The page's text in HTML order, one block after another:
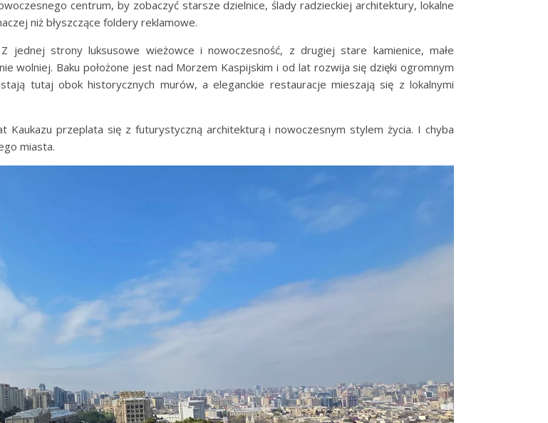
centrum, by zobaczyć starsze dzielnice, ślady radzieckiej architektury, lokalne
niż błyszczące foldery reklamowe.
jednej strony luksusowe wieżowce i nowoczesność, z drugiej stare kamienice, małe
wolniej. Baku położone jest nad Morzem Kaspijskim i od lat rozwija się dzięki ogromnym
tutaj obok historycznych murów, a eleganckie restauracje mieszają się z lokalnymi
przeplata się z futurystyczną architekturą i nowoczesnym stylem życia. I chyba
miasta.